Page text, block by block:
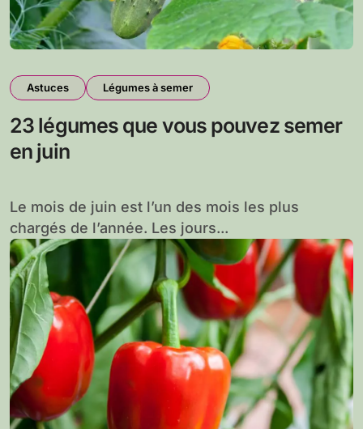
Astuces Légumes à semer
23 légumes que vous pouvez semer
en juin
Le mois de juin est l’un des mois les plus
chargés de l’année. Les jours...